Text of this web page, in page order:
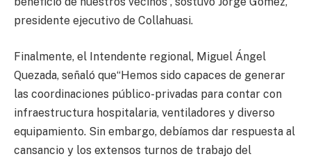
presidente ejecutivo de Collahuasi.
Finalmente, el Intendente regional, Miguel Ángel
Quezada, señaló que“Hemos sido capaces de generar
las coordinaciones público-privadas para contar con
infraestructura hospitalaria, ventiladores y diverso
equipamiento. Sin embargo, debíamos dar respuesta al
cansancio y los extensos turnos de trabajo del